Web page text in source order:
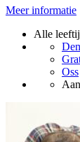
Meer informatie
Alle
Oss